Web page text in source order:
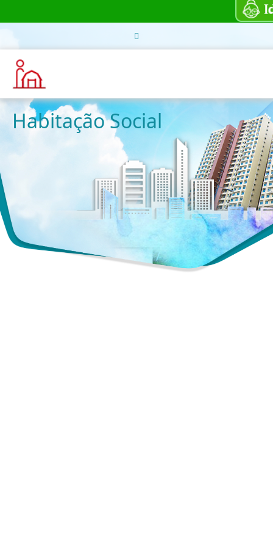
Habitação Social